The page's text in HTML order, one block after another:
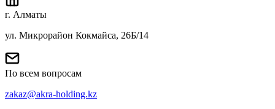
г. Алматы
ул. Микрорайон Кокмайса, 26Б/14
По всем вопросам
zakaz@akra-holding.kz